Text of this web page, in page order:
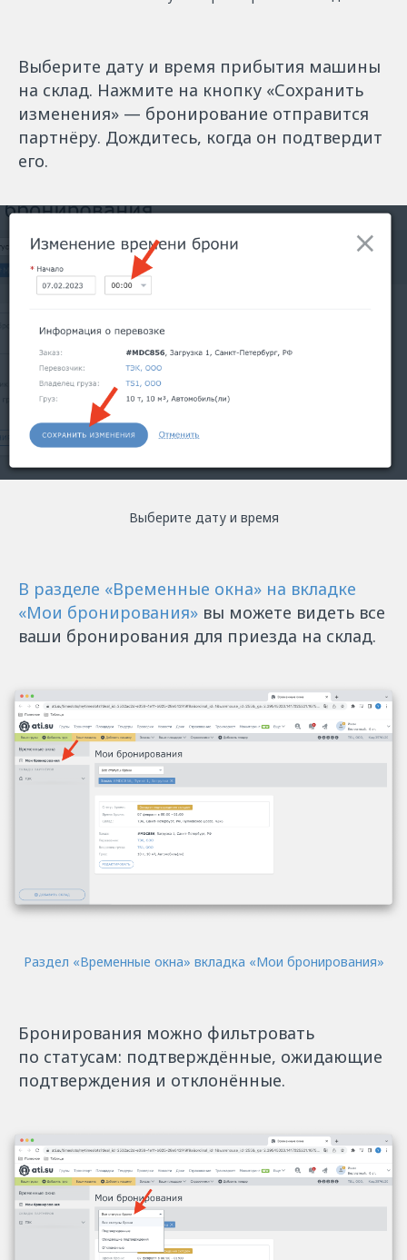
Выберите дату и время прибытия машины
на склад. Нажмите на кнопку «‎Сохранить
изменения» — бронирование отправится
партнёру. Дождитесь, когда он подтвердит
его.
Выберите дату и время
В разделе «Временные окна» на вкладке
«Мои бронирования» вы можете видеть все
ваши бронирования для приезда на склад.
Раздел «Временные окна» вкладка «Мои бронирования»
Бронирования можно фильтровать
по статусам: подтверждённые, ожидающие
подтверждения и отклонённые.